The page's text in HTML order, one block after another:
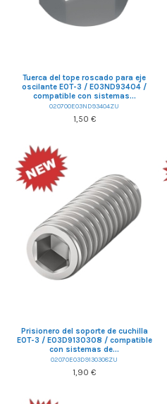
Tuerca del tope roscado para eje
oscilante EOT-3 / E03ND93404 /
compatible con sistemas...
020700E03ND93404ZU
1,50 €
Prisionero del soporte de cuchilla
EOT-3 / E03D9130308 / compatible
con sistemas de...
02070E03D9130308ZU
1,90 €